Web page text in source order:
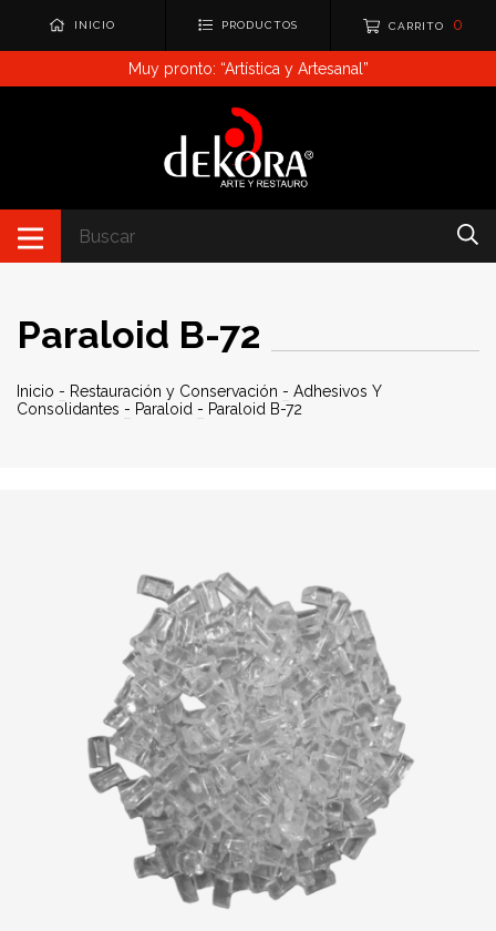
INICIO PRODUCTOS CARRITO 0
Muy pronto: “Artística y Artesanal”
Paraloid B-72
Inicio - Restauración y Conservación - Adhesivos Y
Consolidantes - Paraloid - Paraloid B-72